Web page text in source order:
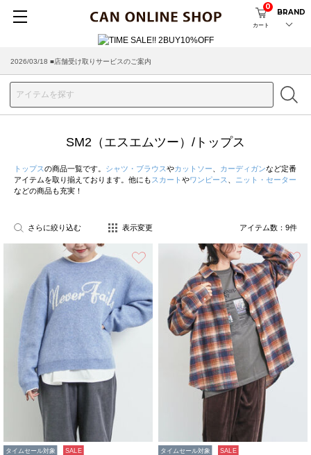
カート
0
BRAND
2026/03/18 ■店舗受け取りサービスのご案内
SM2（エスエムツー）/トップス
トップスの商品一覧です。 シャツ・ブラウスやカットソー カーディガンなど定番
アイテムを取り揃えております。他にも スカート やワンピース
ニット・セーター
などの商品も充実！
さらに絞り込む 表示変更 アイテム数： 9件
タイムセール対象 SALE タイムセール対象 SALE